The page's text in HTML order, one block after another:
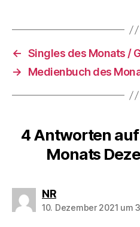
← Singles des Monats /
→
Medienbuch des
4 Antworten auf
Monats
NRsagt:
10. Dezember 2021 um